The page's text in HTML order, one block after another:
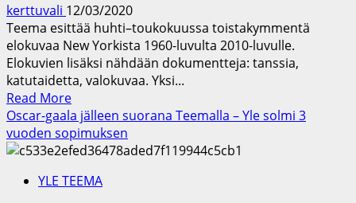
Teemaviikolla
keskiössä
ihmisen
seksuaalisuus
kerttuvali 12/03/2020
Teema esittää huhti–toukokuussa toistakymmentä
elokuvaa New Yorkista 1960-luvulta 2010-luvulle.
Elokuvien lisäksi nähdään dokumentteja: tanssia,
katutaidetta, valokuvaa. Yksi...
Read MoreRead
more
about
Rakkauden,
taiteen
Oscar-gaala jälleen suorana Teemalla – Yle solmi 3
vuoden sopimuksen
YLE TEEMA